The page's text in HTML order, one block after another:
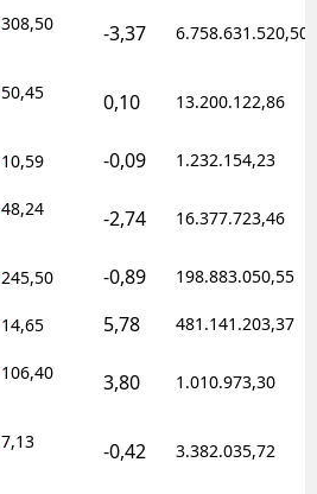
308,50 -3,37 6.758.631.520,50
50,45 0,10 13.200.122,86
10,59 -0,09 1.232.154,23
48,24 -2,74 16.377.723,46
245,50 -0,89 198.883.050,55
14,65 5,78 481.141.203,37
106,40 3,80 1.010.973,30
7,13 -0,42 3.382.035,72